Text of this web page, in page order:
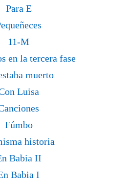
Para E
11-M
en la tercera fase
muerto
Luisa
Fúmbo
historia
Babia II
Babia I